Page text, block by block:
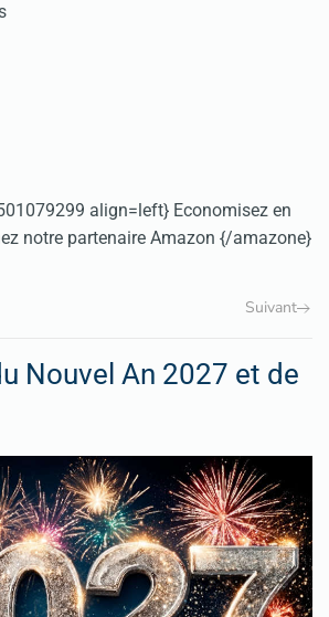
align=left} Economisez en
notre partenaire Amazon {/amazone}
Suivant
Nouvel An 2027 et de